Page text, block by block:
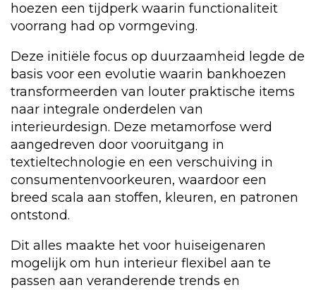
hoezen een tijdperk waarin functionaliteit
voorrang had op vormgeving.
Deze initiële focus op duurzaamheid legde de
basis voor een evolutie waarin bankhoezen
transformeerden van louter praktische items
naar integrale onderdelen van
interieurdesign. Deze metamorfose werd
aangedreven door vooruitgang in
textieltechnologie en een verschuiving in
consumentenvoorkeuren, waardoor een
breed scala aan stoffen, kleuren, en patronen
ontstond.
Dit alles maakte het voor huiseigenaren
mogelijk om hun interieur flexibel aan te
passen aan veranderende trends en